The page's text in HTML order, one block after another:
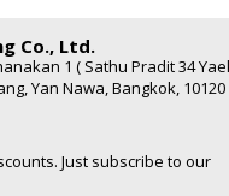
Co., Ltd.
1 ( Sathu Pradit 34
Yan Nawa, Bangkok, 10120
Just subscribe to our